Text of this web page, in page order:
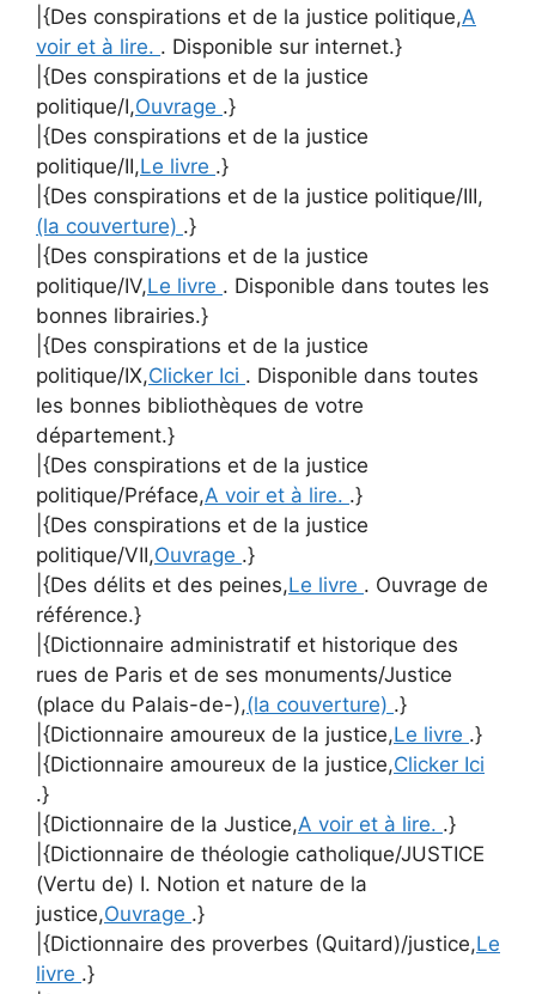
|{Des conspirations et de la justice politique,A
voir et à lire. . Disponible sur internet.}
|{Des conspirations et de la justice
politique/I,Ouvrage .}
|{Des conspirations et de la justice
politique/II,Le livre .}
|{Des conspirations et de la justice politique/III,
(la couverture) .}
|{Des conspirations et de la justice
politique/IV,Le livre . Disponible dans toutes les
bonnes librairies.}
|{Des conspirations et de la justice
politique/IX,Clicker Ici . Disponible dans toutes
les bonnes bibliothèques de votre
département.}
|{Des conspirations et de la justice
politique/Préface,A voir et à lire. .}
|{Des conspirations et de la justice
politique/VII,Ouvrage .}
|{Des délits et des peines,Le livre . Ouvrage de
référence.}
|{Dictionnaire administratif et historique des
rues de Paris et de ses monuments/Justice
(place du Palais-de-),(la couverture) .}
|{Dictionnaire amoureux de la justice,Le livre .}
|{Dictionnaire amoureux de la justice,Clicker Ici
.}
|{Dictionnaire de la Justice,A voir et à lire. .}
|{Dictionnaire de théologie catholique/JUSTICE
(Vertu de) I. Notion et nature de la
justice,Ouvrage .}
|{Dictionnaire des proverbes (Quitard)/justice,Le
livre .}